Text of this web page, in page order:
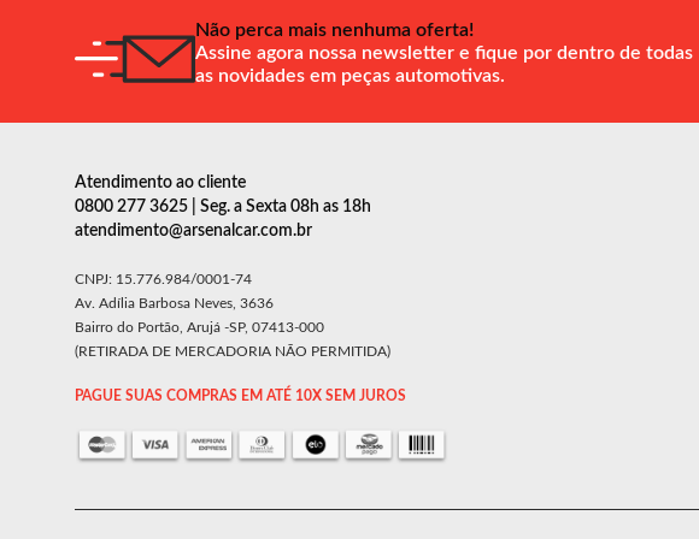
Não perca mais nenhuma oferta!
Assine agora nossa newsletter e fique por dentro de todas
as novidades em peças automotivas.
Atendimento ao cliente
0800 277 3625 | Seg. a Sexta 08h as 18h
atendimento@arsenalcar.com.br
CNPJ: 15.776.984/0001-74
Av. Adília Barbosa Neves, 3636
Bairro do Portão, Arujá -SP, 07413-000
(RETIRADA DE MERCADORIA NÃO PERMITIDA)
PAGUE SUAS COMPRAS EM ATÉ 10X SEM JUROS